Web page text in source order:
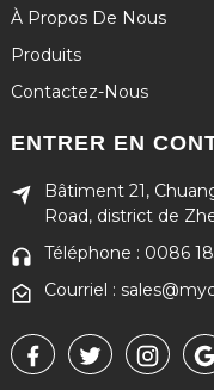
À Propos De Nous
Produits
Contactez-Nous
ENTRER EN
Bâtiment 21,
Road, district de
Téléphone : 0086
Courriel :